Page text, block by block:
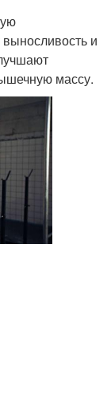
и
массу.